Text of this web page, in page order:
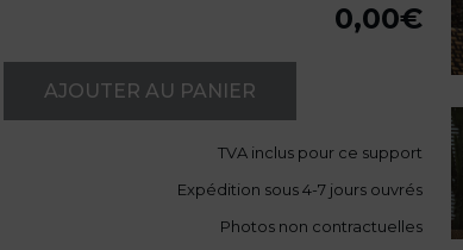
0,00€
AJOUTER AU PANIER
TVA inclus pour ce support
Expédition sous 4-7 jours ouvrés
Photos non contractuelles